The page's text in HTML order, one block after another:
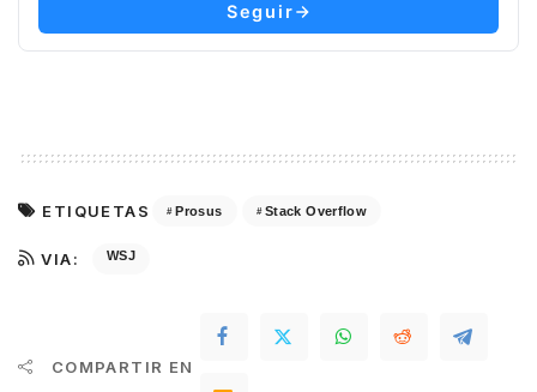
Seguir
ETIQUETAS Prosus Stack Overflow
VIA: WSJ
COMPARTIR EN